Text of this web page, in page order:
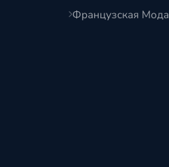
Французская Мода